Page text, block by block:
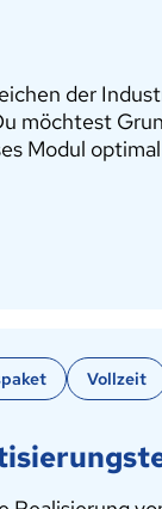
der
möchtest
Modul
Vollzeit